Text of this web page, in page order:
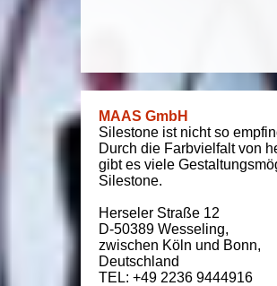
MAAS GmbH
Silestone ist nicht so
Durch die Farbvielfalt von
gibt es viele
Silestone.
Herseler Straße 12
D-50389 Wesseling,
zwischen Köln und Bonn,
Deutschland
TEL: +49 2236 9444916